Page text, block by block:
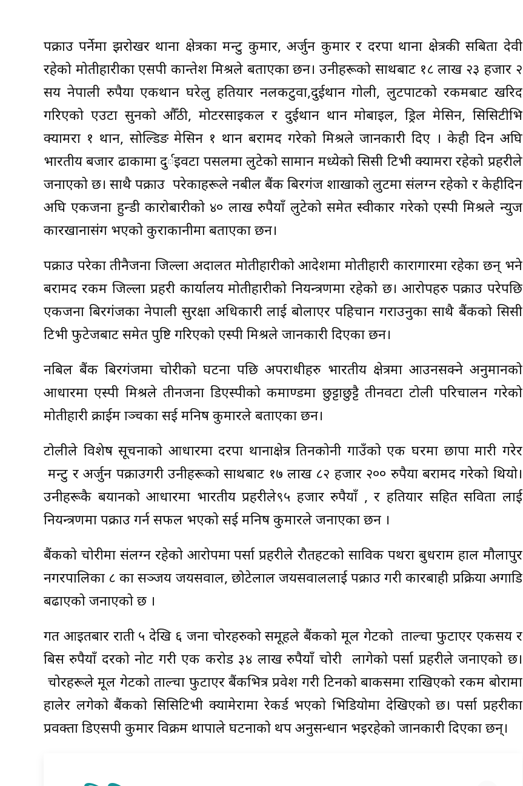
पक्राउ पर्नेमा झरोखर थाना क्षेत्रका मन्टु कुमार, अर्जुन कुमार र दरपा थाना क्षेत्रकी सबिता देवी
रहेको मोतीहारीका एसपी कान्तेश मिश्रले बताएका छन। उनीहरूको साथबाट १८ लाख २३ हजार २
सय नेपाली रुपैया एकथान घरेलु हतियार नलकटुवा,दुईथान गोली, लुटपाटको रकमबाट खरिद
गरिएको एउटा सुनको औँठी, मोटरसाइकल र दुईथान थान मोबाइल, ड्रिल मेसिन, सिसिटीभि
क्यामरा १ थान, सोल्डिङ मेसिन १ थान बरामद गरेको मिश्रले जानकारी दिए । केही दिन अघि
भारतीय बजार ढाकामा दुर्इवटा पसलमा लुटेको सामान मध्येको सिसी टिभी क्यामरा रहेको प्रहरीले
जनाएको छ। साथै पक्राउ परेकाहरूले नबील बैंक बिरगंज शाखाको लुटमा संलग्न रहेको र केहीदिन
अघि एकजना हुन्डी कारोबारीको ४० लाख रुपैयाँ लुटेको समेत स्वीकार गरेको एस्पी मिश्रले न्युज
कारखानासंग भएको कुराकानीमा बताएका छन।
पक्राउ परेका तीनैजना जिल्ला अदालत मोतीहारीको आदेशमा मोतीहारी कारागारमा रहेका छन् भने
बरामद रकम जिल्ला प्रहरी कार्यालय मोतीहारीको नियन्त्रणमा रहेको छ। आरोपहरु पक्राउ परेपछि
एकजना बिरगंजका नेपाली सुरक्षा अधिकारी लाई बोलाएर पहिचान गराउनुका साथै बैंकको सिसी
टिभी फुटेजबाट समेत पुष्टि गरिएको एस्पी मिश्रले जानकारी दिएका छन।
नबिल बैंक बिरगंजमा चोरीको घटना पछि अपराधीहरु भारतीय क्षेत्रमा आउनसक्ने अनुमानको
आधारमा एस्पी मिश्रले तीनजना डिएस्पीको कमाण्डमा छुट्टाछुट्टै तीनवटा टोली परिचालन गरेको
मोतीहारी क्राईम ब्राञ्चका सई मनिष कुमारले बताएका छन।
टोलीले विशेष सूचनाको आधारमा दरपा थानाक्षेत्र तिनकोनी गाउँको एक घरमा छापा मारी गरेर
मन्टु र अर्जुन पक्राउगरी उनीहरूको साथबाट १७ लाख ८२ हजार २०० रुपैया बरामद गरेको थियो।
उनीहरूकै बयानको आधारमा भारतीय प्रहरीले९५ हजार रुपैयाँ , र हतियार सहित सविता लाई
नियन्त्रणमा पक्राउ गर्न सफल भएको सई मनिष कुमारले जनाएका छन ।
बैंकको चोरीमा संलग्न रहेको आरोपमा पर्सा प्रहरीले रौतहटको साविक पथरा बुधराम हाल मौलापुर
नगरपालिका ८ का सञ्जय जयसवाल, छोटेलाल जयसवाललाई पक्राउ गरी कारबाही प्रक्रिया अगाडि
बढाएको जनाएको छ ।
गत आइतबार राती ५ देखि ६ जना चोरहरुको समूहले बैंकको मूल गेटको ताल्चा फुटाएर एकसय र
बिस रुपैयाँ दरको नोट गरी एक करोड ३४ लाख रुपैयाँ चोरी लागेको पर्सा प्रहरीले जनाएको छ।
चोरहरूले मूल गेटको ताल्चा फुटाएर बैंकभित्र प्रवेश गरी टिनको बाकसमा राखिएको रकम बोरामा
हालेर लगेको बैंकको सिसिटिभी क्यामेरामा रेकर्ड भएको भिडियोमा देखिएको छ। पर्सा प्रहरीका
प्रवक्ता डिएसपी कुमार विक्रम थापाले घटनाको थप अनुसन्धान भइरहेको जानकारी दिएका छन्।